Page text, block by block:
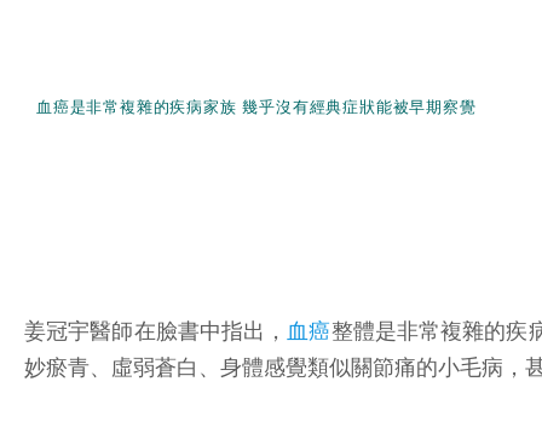
血癌是非常複雜的疾病家族 幾乎沒有經典症狀能被早期察覺
姜冠宇醫師在臉書中指出， 血癌整體是非常複雜的疾
妙瘀青、虛弱蒼白、身體感覺類似關節痛的小毛病，